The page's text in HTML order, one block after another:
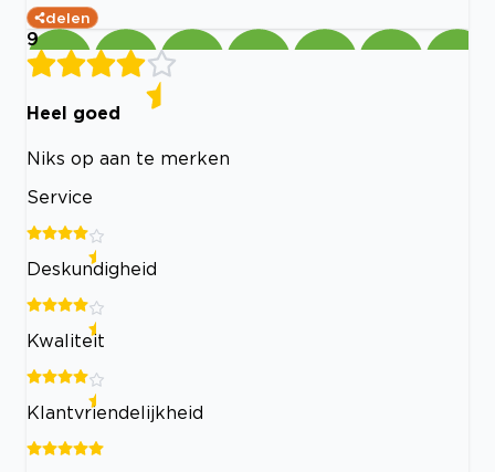
delen
9
Heel goed
Niks op aan te merken
Service
Deskundigheid
Kwaliteit
Klantvriendelijkheid